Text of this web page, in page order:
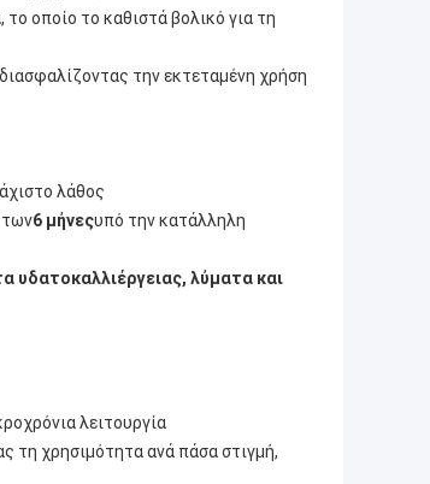
, το οποίο το καθιστά βολικό για τη
την εκτεταμένη χρήση
λάθος
των6 μήνεςυπό την κατάλληλη
υδατοκαλλιέργειας, λύματα και
λειτουργία
τη χρησιμότητα ανά πάσα στιγμή,